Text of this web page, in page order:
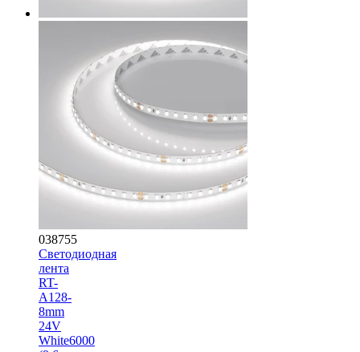
038755
Светодиодная
лента
RT-
A128-
8mm
24V
White6000